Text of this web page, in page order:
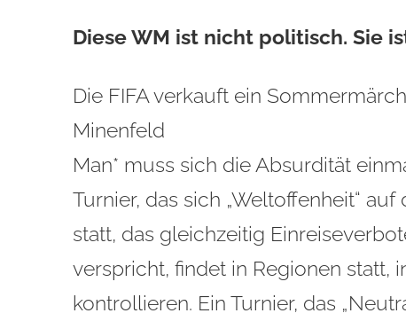
Diese WM ist nicht politisch. Sie
Die FIFA verkauft ein
Minenfeld
Man* muss sich die Absurdität
Turnier, das sich „Weltoffenheit“
statt, das gleichzeitig
verspricht, findet in Regionen statt,
kontrollieren. Ein Turnier, das